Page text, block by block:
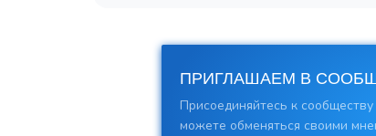
ПРИГЛАШАЕМ В
Присоединяйтесь к
можете обменяться своими